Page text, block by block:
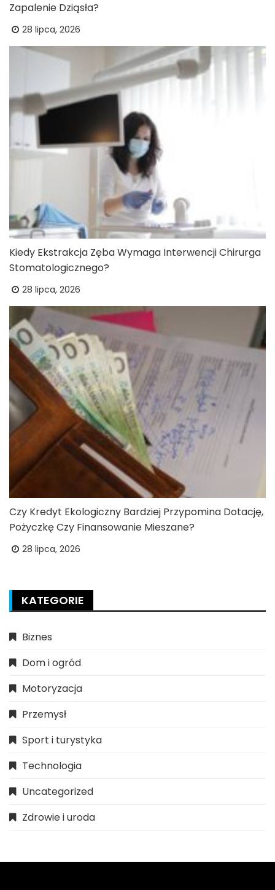
Zapalenie Dziąsła?
28 lipca, 2026
Kiedy Ekstrakcja Zęba Wymaga Interwencji Chirurga
Stomatologicznego?
28 lipca, 2026
Czy Kredyt Ekologiczny Bardziej Przypomina Dotację,
Pożyczkę Czy Finansowanie Mieszane?
28 lipca, 2026
KATEGORIE
Biznes
Dom i ogród
Motoryzacja
Przemysł
Sport i turystyka
Technologia
Uncategorized
Zdrowie i uroda